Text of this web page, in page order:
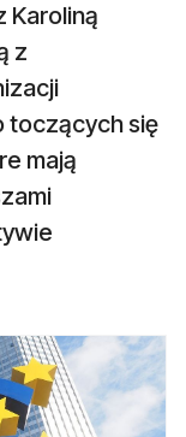
Karoliną
z
toczących się
mają